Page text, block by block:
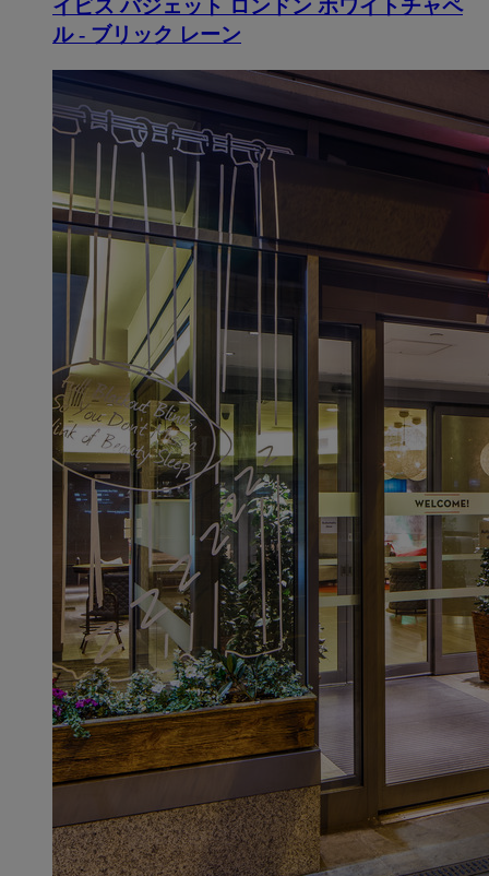
イビス バジェット ロンドン ホワイトチャペ
ル - ブリック レーン